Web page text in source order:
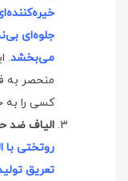
جلوه‌ای
می‌بخشد.
منحصر به
کسی را به
الیاف ضد
تعریق